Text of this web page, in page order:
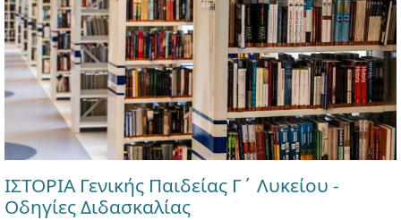
ΙΣΤΟΡΙΑ Γενικής Παιδείας Γ΄ Λυκείου -
Οδηγίες Διδασκαλίας